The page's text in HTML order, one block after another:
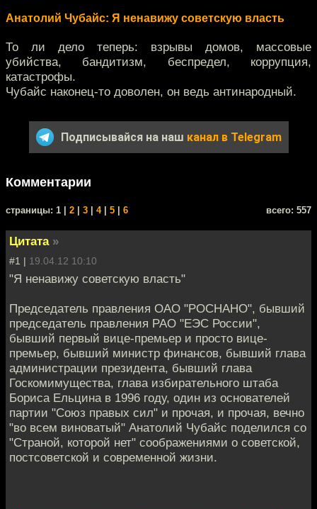
Анатолий Чубайс: Я ненавижу советскую власть
То ли дело теперь: взрывы домов, массовые
убийства, бандитизм, беспредел, коррупция,
катастрофы.
Чубайс наконец-то доволен, он ведь антинародный.
Подписывайся на наш канал в Telegram
Комментарии
cтраницы: 1 | 2 3 4| 5 6 всего: 557
Цитата »
#1 | 19.04.12 10:10
"Я ненавижу советскую власть"
Председатель правления ОАО "РОСНАНО", бывший
председатель правления РАО "ЕЭС России",
бывший первый вице-премьер и просто вице-
премьер, бывший министр финансов, бывший глава
администрации президента, бывший глава
Госкомимущества, глава избирательного штаба
Бориса Ельцина в 1996 году, один из основателей
партии "Союз правых сил" и прочая, и прочая, вечно
"во всем виноватый" Анатолий Чубайс поделился со
"Страной, которой нет" соображениями о советской,
постсоветской и современной жизни.